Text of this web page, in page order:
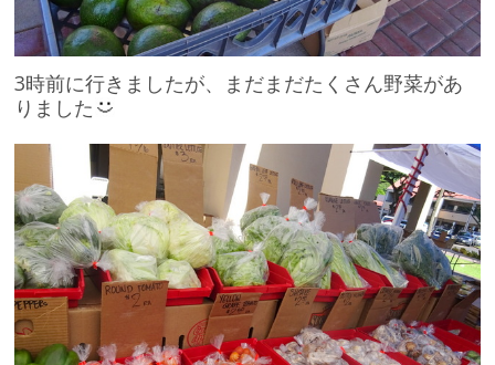
3時前に行きましたが、まだまだたくさん野菜があ
りました